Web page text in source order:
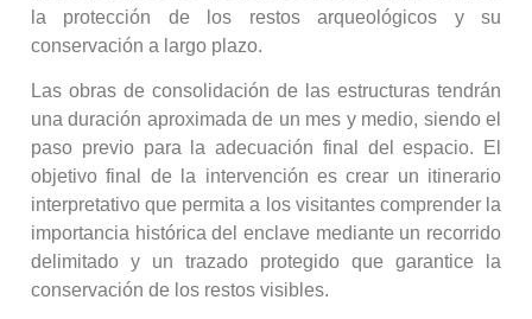
la protección de los restos arqueológicos y su
conservación a largo plazo.
Las obras de consolidación de las estructuras tendrán
una duración aproximada de un mes y medio, siendo el
paso previo para la adecuación final del espacio. El
objetivo final de la intervención es crear un itinerario
interpretativo que permita a los visitantes comprender la
importancia histórica del enclave mediante un recorrido
delimitado y un trazado protegido que garantice la
conservación de los restos visibles.